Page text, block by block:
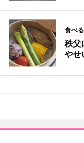
食べる
秩父
やせ